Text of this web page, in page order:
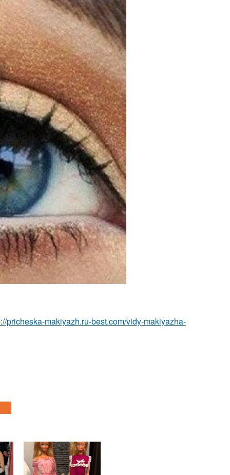
pricheska-makiyazh.ru-best.com/vidy-makiyazha-